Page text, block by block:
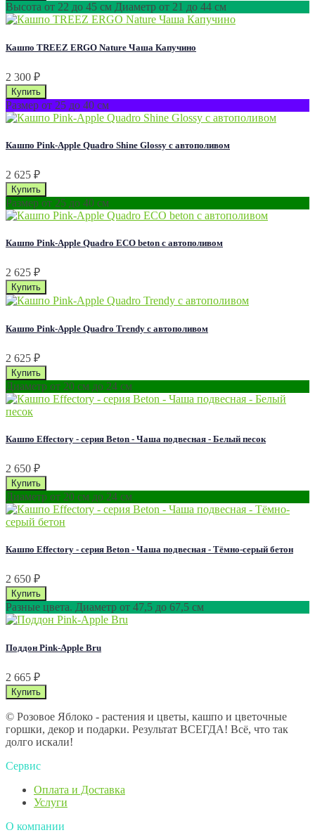
Высота от 22 до 45 см Диаметр от 21 до 44 см
Кашпо TREEZ ERGO Nature Чаша Капучино
2 300 ₽
Размер от 25 до 40 см
Кашпо Pink-Apple Quadro Shine Glossy с автополивом
2 625 ₽
Размер от 25 до 40 см
Кашпо Pink-Apple Quadro ECO beton с автополивом
2 625 ₽
Кашпо Pink-Apple Quadro Trendy с автополивом
2 625 ₽
Диаметр от 20 см до 24 см
Кашпо Effectory - серия Beton - Чаша подвесная - Белый песок
2 650 ₽
Диаметр от 20 см до 24 см
Кашпо Effectory - серия Beton - Чаша подвесная - Тёмно-серый бетон
2 650 ₽
Разные цвета. Диаметр от 47,5 до 67,5 см
Поддон Pink-Apple Bru
2 665 ₽
© Розовое Яблоко - растения и цветы, кашпо и цветочные
горшки, декор и подарки. Результат ВСЕГДА! Всё, что так
долго искали!
Сервис
Оплата и Доставка
Услуги
О компании